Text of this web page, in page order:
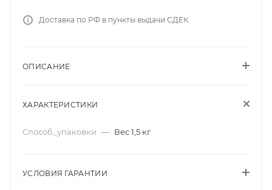
Доставка по РФ в пункты выдачи СДЕК.
ОПИСАНИЕ
ХАРАКТЕРИСТИКИ
Способ_упаковки — Вес 1,5 кг
УСЛОВИЯ ГАРАНТИИ